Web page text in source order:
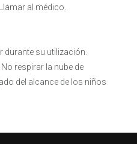
al médico.
durante su utilización.
respirar la nube de
del alcance de los niños